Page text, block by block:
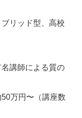
リッド型、高校
講師による質の
万円〜（講座数